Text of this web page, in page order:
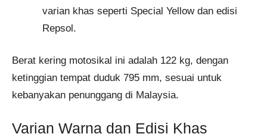
varian khas seperti Special Yellow dan edisi
Repsol.
Berat kering motosikal ini adalah 122 kg, dengan
ketinggian tempat duduk 795 mm, sesuai untuk
kebanyakan penunggang di Malaysia.
Varian Warna dan Edisi Khas